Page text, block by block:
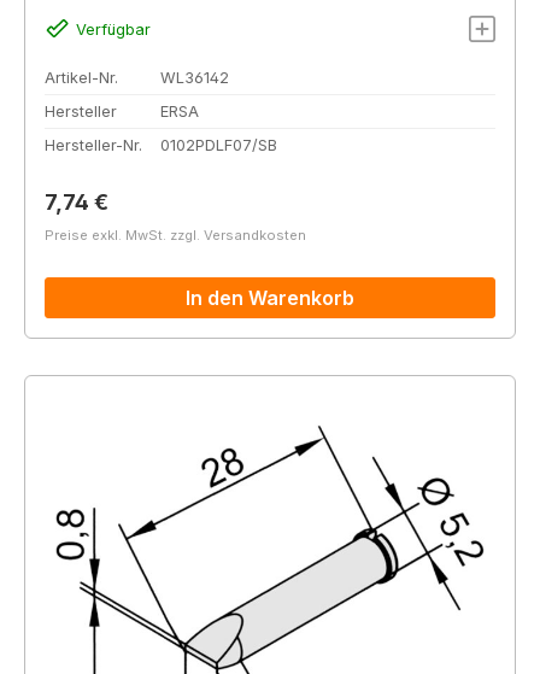
Verfügbar
Artikel-Nr.
WL36142
Hersteller
ERSA
Hersteller-Nr.
0102PDLF07/SB
Regulärer Preis:
7,74 €
Preise exkl. MwSt. zzgl. Versandkosten
In den Warenkorb